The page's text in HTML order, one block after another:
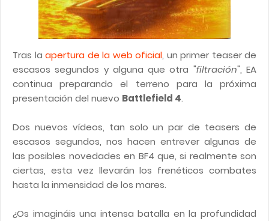
Tras la apertura de la web oficial, un primer teaser de
escasos segundos y alguna que otra "filtración", EA
continua preparando el terreno para la próxima
presentación del nuevo Battlefield 4.
Dos nuevos vídeos, tan solo un par de teasers de
escasos segundos, nos hacen entrever algunas de
las posibles novedades en BF4 que, si realmente son
ciertas, esta vez llevarán los frenéticos combates
hasta la inmensidad de los mares.
¿Os imagináis una intensa batalla en la profundidad